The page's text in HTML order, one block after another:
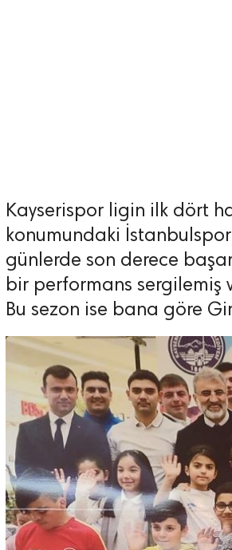
Kayserispor ligin ilk dört
konumundaki
günlerde son derece
bir performans sergilemiş
Bu sezon ise bana göre